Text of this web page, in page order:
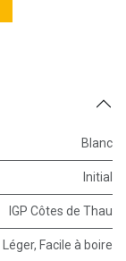
Blanc
Initial
IGP Côtes de Thau
Léger, Facile à boire